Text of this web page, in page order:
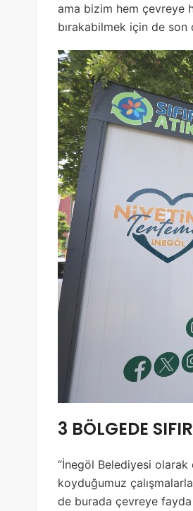
ama bizim hem çevreye
bırakabilmek için de son
3 BÖLGEDE
“İnegöl Belediyesi
koyduğumuz
de burada çevreye fayda